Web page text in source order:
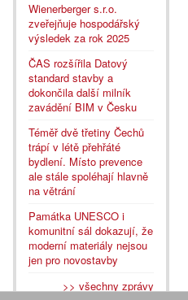
Wienerberger s.r.o.
zveřejňuje hospodářský
výsledek za rok 2025
ČAS rozšířila Datový
standard stavby a
dokončila další milník
zavádění BIM v Česku
Téměř dvě třetiny Čechů
trápí v létě přehřáté
bydlení. Místo prevence
ale stále spoléhají hlavně
na větrání
Památka UNESCO i
komunitní sál dokazují, že
moderní materiály nejsou
jen pro novostavby
>> všechny zprávy